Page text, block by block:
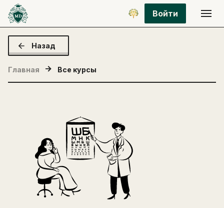
Войти
Назад
Главная Все курсы